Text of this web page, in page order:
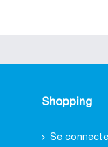
Shopping
Se